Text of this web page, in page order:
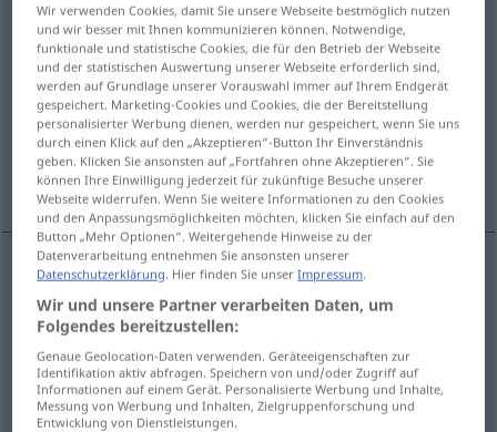
Übersicht aller Übersetzungen
(Für mehr Details die Übersetzung anklicken/antippen)
Rückgabe, Rückzahlung, Rückerstattung,
Wendung, Wende
Zuwendung, Rücksendung
Rückgabef zwrot zwrócenie
Rückzahlung zwrot pieniędzy
Rückerstattungf zwrot kosztów
Wir verwenden Cookies, damit Sie unsere Webseite bestmöglich nutzen
und wir besser mit Ihnen kommunizieren können. Notwendige,
funktionale und statistische Cookies, die für den Betrieb der Webseite
und der statistischen Auswertung unserer Webseite erforderlich sind,
werden auf Grundlage unserer Vorauswahl immer auf Ihrem Endgerät
gespeichert. Marketing-Cookies und Cookies, die der Bereitstellung
personalisierter Werbung dienen, werden nur gespeichert, wenn Sie uns
durch einen Klick auf den „Akzeptieren“-Button Ihr Einverständnis
geben. Klicken Sie ansonsten auf „Fortfahren ohne Akzeptieren“. Sie
können Ihre Einwilligung jederzeit für zukünftige Besuche unserer
Webseite widerrufen. Wenn Sie weitere Informationen zu den Cookies
und den Anpassungsmöglichkeiten möchten, klicken Sie einfach auf den
Button „Mehr Optionen“. Weitergehende Hinweise zu der
Datenverarbeitung entnehmen Sie ansonsten unserer
Datenschutzerklärung. Hier finden Sie unserImpressum.
Wir und unsere Partner verarbeiten Daten, um
Folgendes bereitzustellen:
Genaue Geolocation-Daten verwenden. Geräteeigenschaften zur
Identifikation aktiv abfragen. Speichern von und/oder Zugriff auf
Informationen auf einem Gerät. Personalisierte Werbung und Inhalte,
Messung von Werbung und Inhalten, Zielgruppenforschung und
Entwicklung von Dienstleistungen.